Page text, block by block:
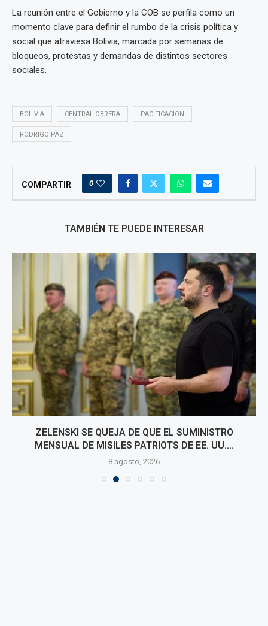
La reunión entre el Gobierno y la COB se perfila como un
momento clave para definir el rumbo de la crisis política y
social que atraviesa Bolivia, marcada por semanas de
bloqueos, protestas y demandas de distintos sectores
sociales.
BOLIVIA CENTRAL OBRERA PACIFICACION
RODRIGO PAZ
COMPARTIR 0
TAMBIÉN TE PUEDE INTERESAR
ZELENSKI SE QUEJA DE QUE EL SUMINISTRO
MENSUAL DE MISILES PATRIOTS DE EE. UU....
8 agosto, 2026